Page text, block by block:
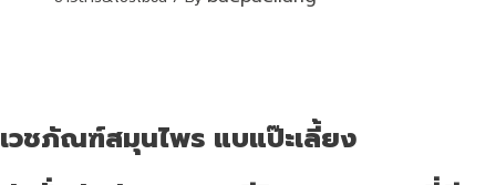
เวชภัณฑ์สมุนไพร แบแป๊ะเลี้ยง